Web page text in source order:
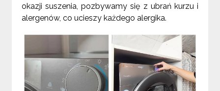
okazji suszenia, pozbywamy się z ubrań kurzu i
alergenów, co ucieszy każdego alergika.